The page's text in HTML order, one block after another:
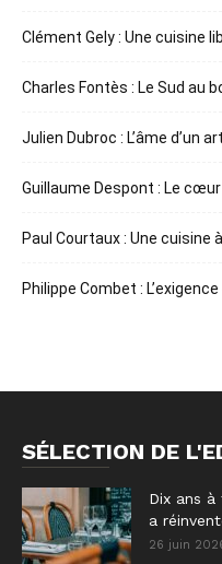
Clément Gely : Une cuisine
Charles Fontès : Le Sud au
Julien Dubroc : L’âme d’un
Guillaume Despont : Le
Paul Courtaux : Une cuisine
Philippe Combet :
SÉLECTION DE
Dix ans
a
26 juin